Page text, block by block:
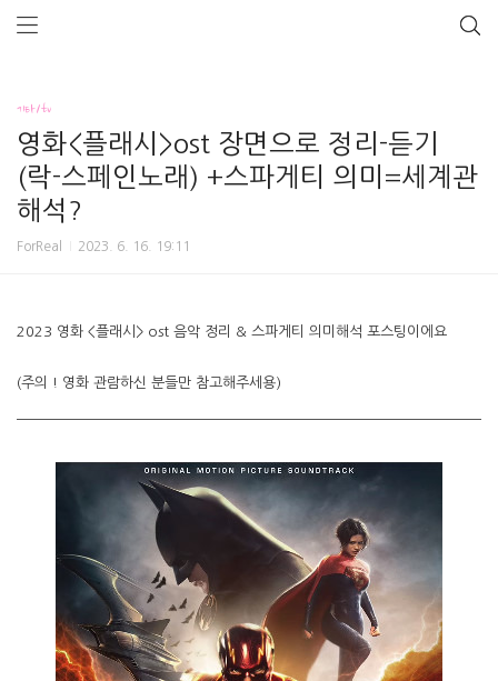
기타/tv
영화<플래시>ost 장면으로 정리-듣기
(락-스페인노래) +스파게티 의미=세계관
해석?
ForReal 2023. 6. 16. 19:11
2023 영화 <플래시> ost 음악 정리 & 스파게티 의미해석 포스팅이에요
(주의 ! 영화 관람하신 분들만 참고해주세용)